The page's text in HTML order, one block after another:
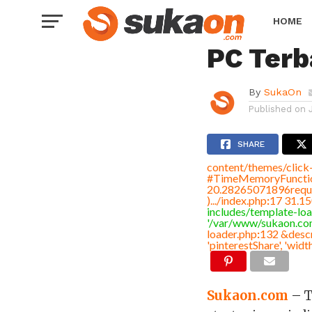
HOME
5
PC
By SukaOn
Published on
SHARE
content/themes/
).../index.php:17
includes/template-
'/var/www/
loader.php:132
'pinterestShare',
Sukaon.com –